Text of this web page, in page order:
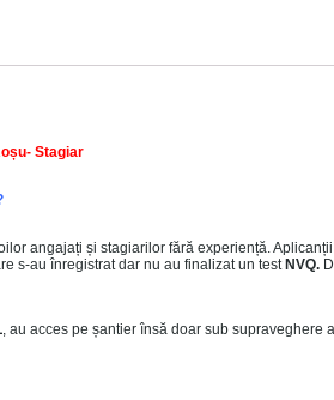
Stagiar
angajați și stagiarilor fără experiență.
s-au înregistrat dar nu au finalizat un testNVQ.
, au acces pe șantier însă doar sub supraveghere